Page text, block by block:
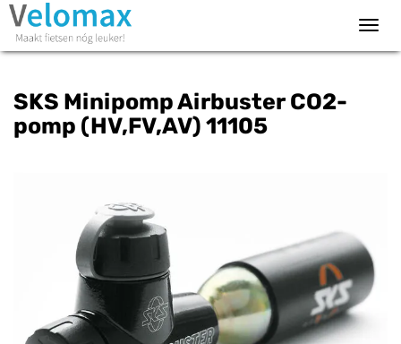
SKS Minipomp Airbuster CO2-
pomp (HV,FV,AV) 11105